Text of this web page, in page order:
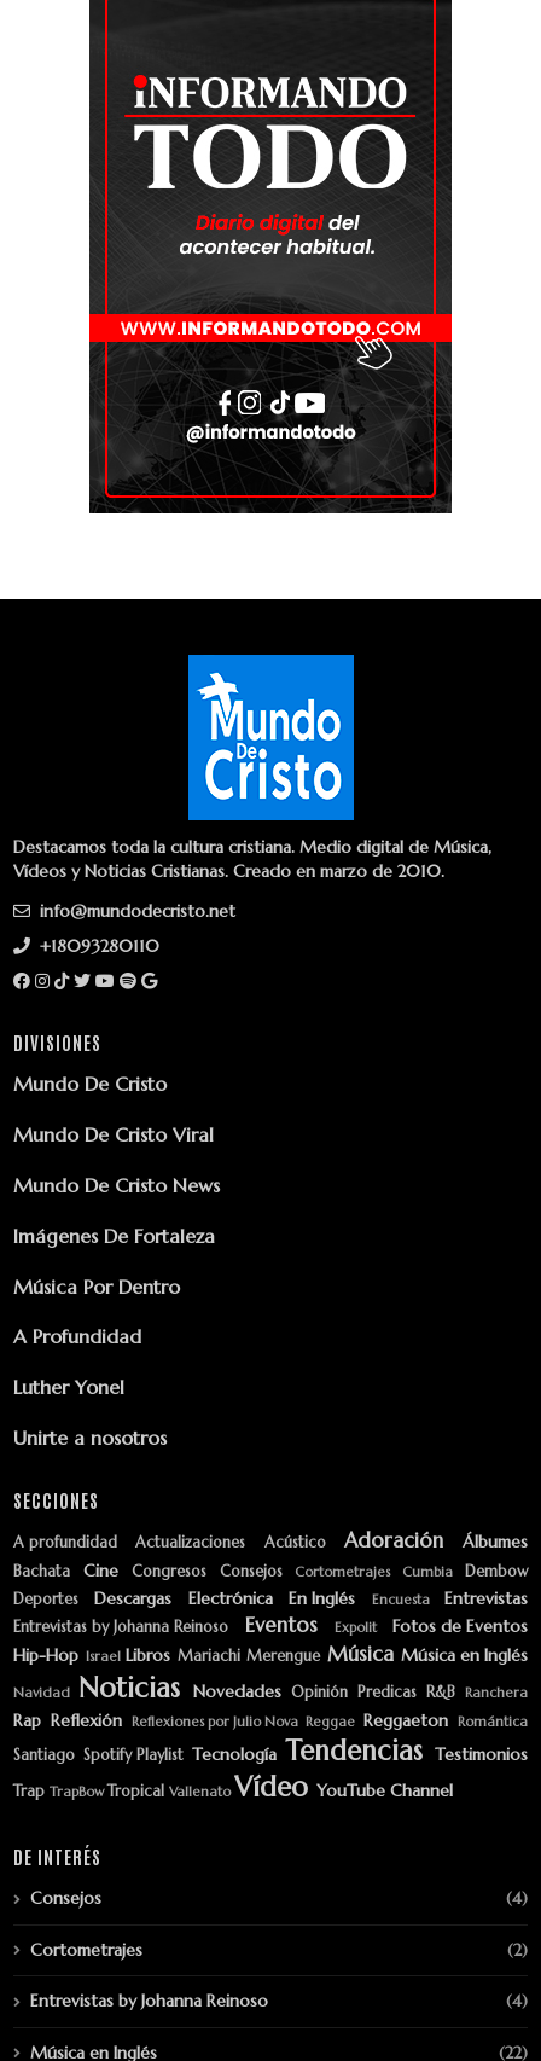
Destacamos toda la cultura cristiana. Medio digital de Música,
Vídeos y Noticias Cristianas. Creado en marzo de 2010.
info@mundodecristo.net
+18093280110
DIVISIONES
Mundo De Cristo
Mundo De Cristo Viral
Mundo De Cristo News
Imágenes De Fortaleza
Música Por Dentro
A Profundidad
Luther Yonel
Unirte a nosotros
SECCIONES
A profundidad Actualizaciones Acústico Adoración Álbumes
Bachata Cine Congresos Consejos Cortometrajes Cumbia
Dembow
Deportes
Descargas Electrónica En Inglés Encuesta Entrevistas
Entrevistas by Johanna Reinoso Eventos Expolit
Fotos de Eventos
Hip-Hop Israel Libros Mariachi Merengue Música Música en Inglés
Navidad Noticias Novedades Opinión Predicas R&B Ranchera
Rap Reflexión Reflexiones por Julio Nova Reggae Reggaeton Romántica
Santiago Spotify Playlist Tecnología Tendencias Testimonios
Trap TrapBow Tropical Vallenato Vídeo YouTube Channel
DE INTERÉS
Consejos (4)
Cortometrajes (2)
Entrevistas by Johanna Reinoso (4)
Música en Inglés (22)